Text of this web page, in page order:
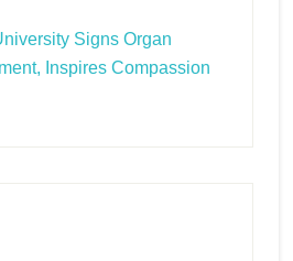
Signs Organ
Inspires Compassion